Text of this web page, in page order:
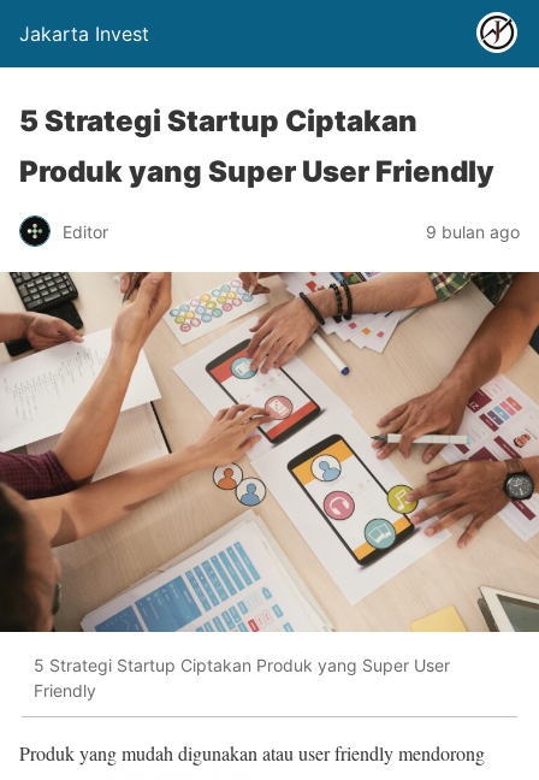
Jakarta Invest
5 Strategi Startup Ciptakan
Produk yang Super User Friendly
Editor 9 bulan ago
5 Strategi Startup Ciptakan Produk yang Super User
Friendly
Produk yang mudah digunakan atau user friendly mendorong